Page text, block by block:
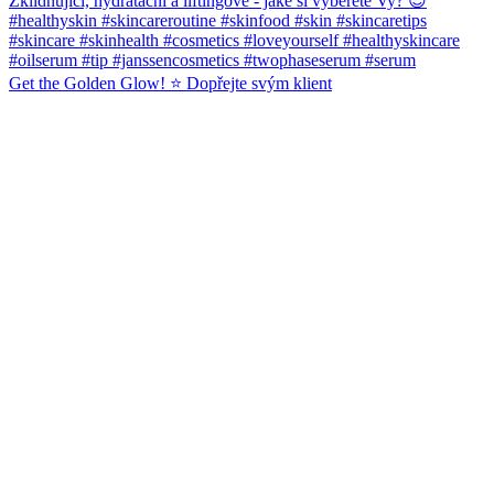
Get the Golden Glow! ⭐️ Dopřejte svým klient